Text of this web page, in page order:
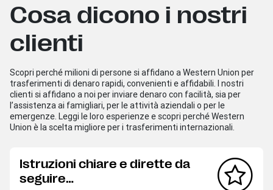
Cosa dicono i nostri
clienti
Scopri perché milioni di persone si affidano a Western Union per
trasferimenti di denaro rapidi, convenienti e affidabili. I nostri
clienti si affidano a noi per inviare denaro con facilità, sia per
l’assistenza ai famigliari, per le attività aziendali o per le
emergenze. Leggi le loro esperienze e scopri perché Western
Union è la scelta migliore per i trasferimenti internazionali.
Istruzioni chiare e dirette da
seguire…